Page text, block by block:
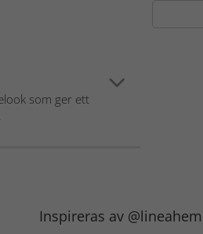
som ger ett
Inspireras av